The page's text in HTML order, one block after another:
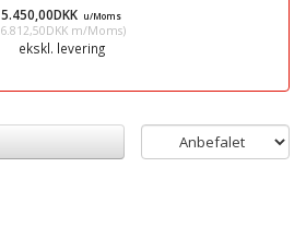
5.450,00DKK u/Moms
6.812,50DKK m/Moms)
ekskl. levering